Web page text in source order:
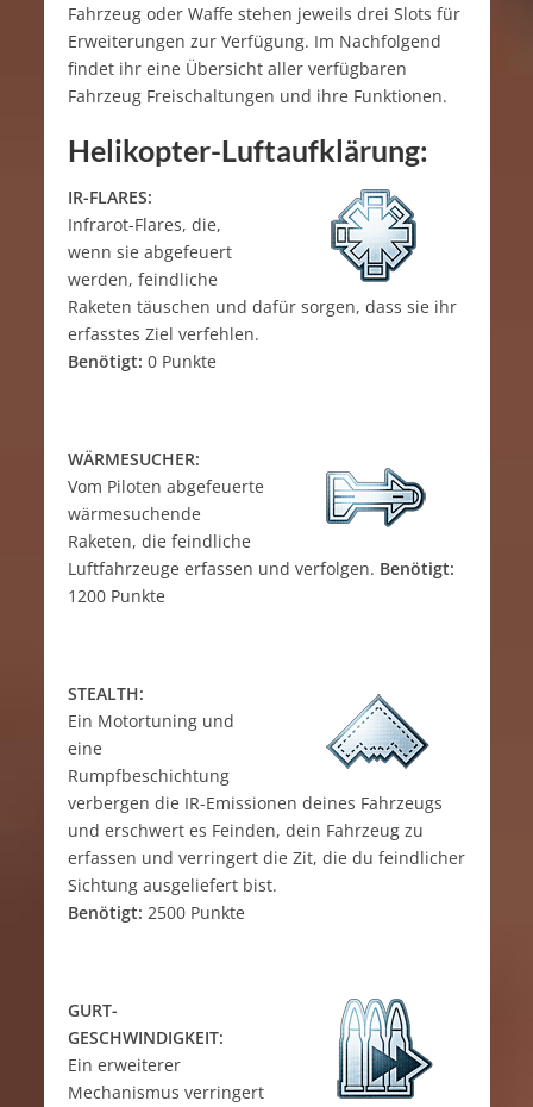
Fahrzeug oder Waffe stehen jeweils drei Slots für
Erweiterungen zur Verfügung. Im Nachfolgend
findet ihr eine Übersicht aller verfügbaren
Fahrzeug Freischaltungen und ihre Funktionen.
Helikopter-Luftaufklärung:
IR-FLARES:
Infrarot-Flares, die,
wenn sie abgefeuert
werden, feindliche
Raketen täuschen und dafür sorgen, dass sie ihr
erfasstes Ziel verfehlen.
Benötigt: 0 Punkte
WÄRMESUCHER:
Vom Piloten abgefeuerte
wärmesuchende
Raketen, die feindliche
Luftfahrzeuge erfassen und verfolgen. Benötigt:
1200 Punkte
STEALTH:
Ein Motortuning und
eine
Rumpfbeschichtung
verbergen die IR-Emissionen deines Fahrzeugs
und erschwert es Feinden, dein Fahrzeug zu
erfassen und verringert die Zit, die du feindlicher
Sichtung ausgeliefert bist.
Benötigt: 2500 Punkte
GURT-
GESCHWINDIGKEIT:
Ein erweiterer
Mechanismus verringert